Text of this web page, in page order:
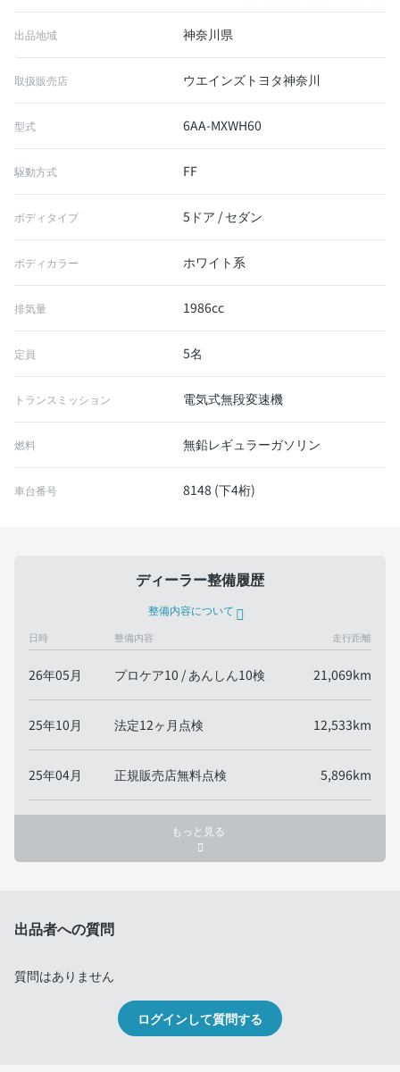
出品地域 神奈川県
取扱販売店 ウエインズトヨタ神奈川
型式 6AA-MXWH60
駆動方式 FF
ボディタイプ 5ドア / セダン
ボディカラー ホワイト系
排気量 1986cc
定員 5名
トランスミッション 電気式無段変速機
燃料 無鉛レギュラーガソリン
車台番号 8148 (下4桁)
ディーラー整備履歴
整備内容について
日時 整備内容 走行距離
26年05月 プロケア10 / あんしん10検 21,069km
25年10月 法定12ヶ月点検 12,533km
25年04月 正規販売店無料点検 5,896km
もっと見る
出品者への質問
質問はありません
ログインして質問する